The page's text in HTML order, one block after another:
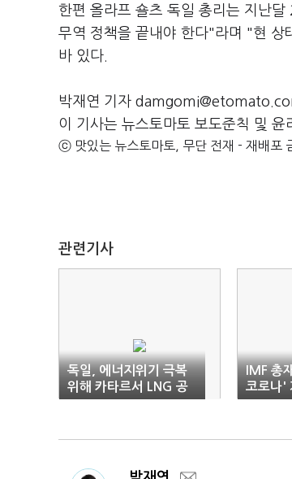
한편 올라프 숄츠 독일 총리는 지난
무역 정책을 끝내야 한다"라며 "현 상
바 있다.
박재연 기자
이 기사는 뉴스토마토 보도준칙 및 윤
ⓒ 맛있는 뉴스토마토, 무단 전재 - 재배포
관련기사
독일, 에너지위기 극복
위해 카타르서 LNG 공
급받기로
IMF 총
코로나'
야"